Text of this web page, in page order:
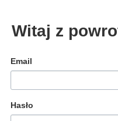
Witaj z
Email
Hasło